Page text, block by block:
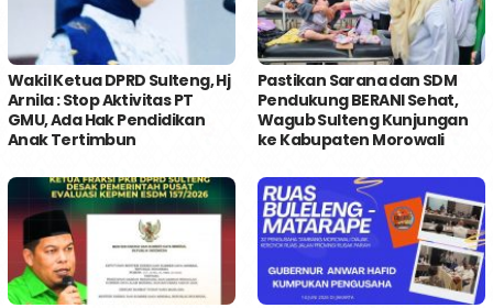
Wakil Ketua DPRD Sulteng, Hj
Arnila : Stop Aktivitas PT
GMU, Ada Hak Pendidikan
Anak Tertimbun
Pastikan Sarana dan SDM
Pendukung BERANI Sehat,
Wagub Sulteng Kunjungan
ke Kabupaten Morowali